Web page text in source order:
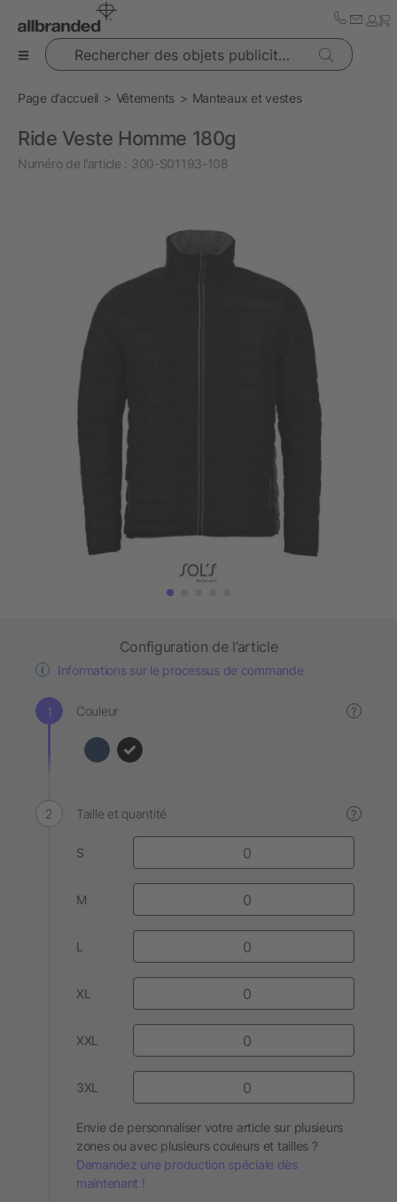
Rechercher des objets publicitaires
Page d’accueil Vêtements Manteaux et vestes
Ride Veste Homme 180g
Numéro de l’article : 300-S01193-108
Configuration de l’article
Informations sur le processus de commande
Couleur ?
Taille et quantité ?
S
M
L
XL
XXL
3XL
Envie de personnaliser votre article sur plusieurs
zones ou avec plusieurs couleurs et tailles ?
Demandez une production spéciale dès
maintenant !